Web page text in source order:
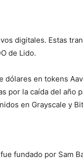
digitales. Estas
de Lido.
dólares en tokens
por la caída del año
en Grayscale y
fundado por Sam